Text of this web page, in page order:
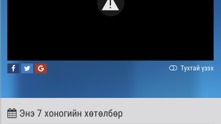
Тухтай үзэх
Энэ 7 хоногийн хөтөлбөр